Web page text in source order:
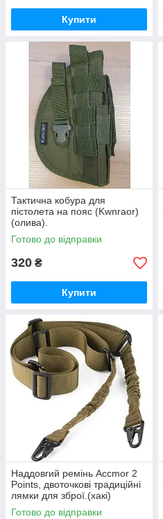
Купити
Тактична кобура для
пістолета на пояс (Kwnraor)
(олива).
Готово до відправки
320 ₴
Купити
Наддовгий ремінь Accmor 2
Points, двоточкові традиційні
лямки для зброї.(хакі)
Готово до відправки